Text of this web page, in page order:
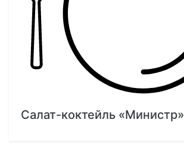
Салат-коктейль «Министр»